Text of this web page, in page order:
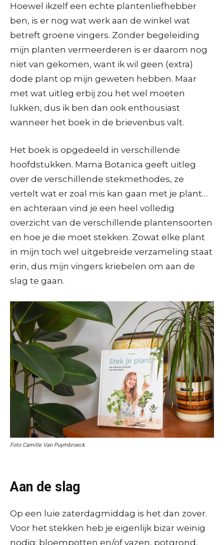
Hoewel ikzelf een echte plantenliefhebber
ben, is er nog wat werk aan de winkel wat
betreft groene vingers. Zonder begeleiding
mijn planten vermeerderen is er daarom nog
niet van gekomen, want ik wil geen (extra)
dode plant op mijn geweten hebben. Maar
met wat uitleg erbij zou het wel moeten
lukken, dus ik ben dan ook enthousiast
wanneer het boek in de brievenbus valt.
Het boek is opgedeeld in verschillende
hoofdstukken. Mama Botanica geeft uitleg
over de verschillende stekmethodes, ze
vertelt wat er zoal mis kan gaan met je plant…
en achteraan vind je een heel volledig
overzicht van de verschillende plantensoorten
en hoe je die moet stekken. Zowat elke plant
in mijn toch wel uitgebreide verzameling staat
erin, dus mijn vingers kriebelen om aan de
slag te gaan.
Foto Camille Van Puymbroeck
Aan de slag
Op een luie zaterdagmiddag is het dan zover.
Voor het stekken heb je eigenlijk bizar weinig
nodig: bloempotten en/of vazen, potgrond,